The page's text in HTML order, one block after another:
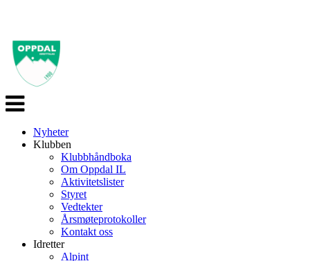
Veksle
navigasjon
Nyheter
Klubben
Klubbhåndboka
Om Oppdal IL
Aktivitetslister
Styret
Vedtekter
Årsmøteprotokoller
Kontakt oss
Idretter
Alpint